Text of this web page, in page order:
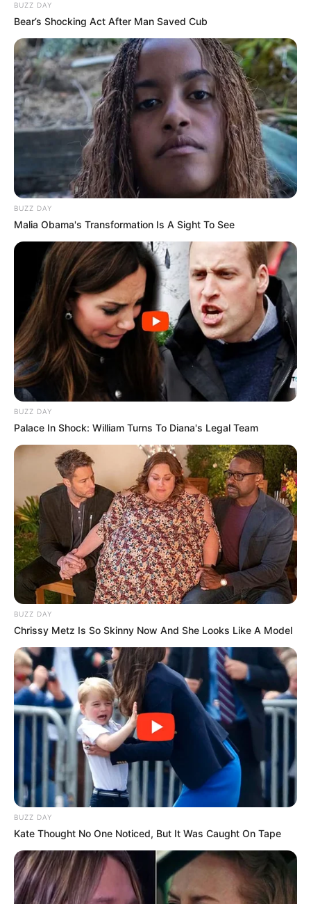
BUZZ DAY
Bear’s Shocking Act After Man Saved Cub
BUZZ DAY
Malia Obama's Transformation Is A Sight To See
BUZZ DAY
Palace In Shock: William Turns To Diana's Legal Team
BUZZ DAY
Chrissy Metz Is So Skinny Now And She Looks Like A Model
BUZZ DAY
Kate Thought No One Noticed, But It Was Caught On Tape